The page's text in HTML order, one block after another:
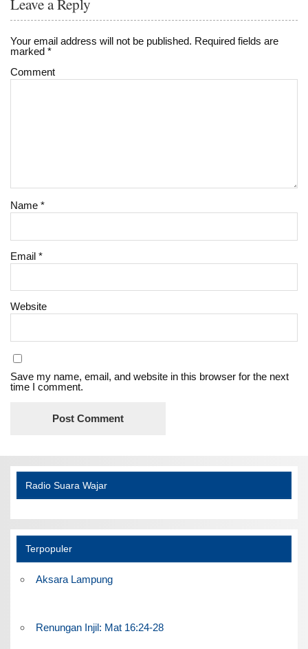
Leave a Reply
Your email address will not be published. Required fields are
marked*
Comment
Name*
Email*
Website
Save my name, email, and website in this browser for the next
time I comment.
Radio Suara Wajar
Terpopuler
Aksara Lampung
Renungan Injil: Mat 16:24-28